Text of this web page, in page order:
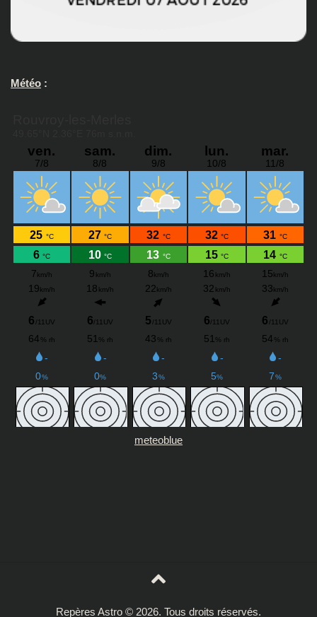
Météo :
meteoblue
Repères Astro © 2026. Tous droits réservés.